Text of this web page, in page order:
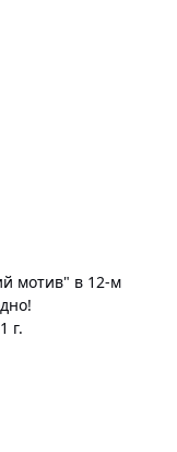
мотив" в 12-м
1 г.